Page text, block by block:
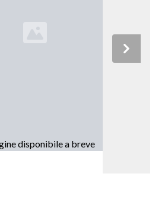
disponibile a breve
Next